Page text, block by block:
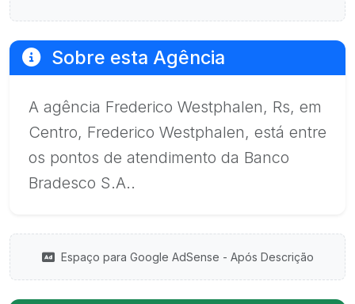
Sobre esta Agência
A agência Frederico Westphalen, Rs, em
Centro, Frederico Westphalen, está entre
os pontos de atendimento da Banco
Bradesco S.A..
Espaço para Google AdSense - Após Descrição